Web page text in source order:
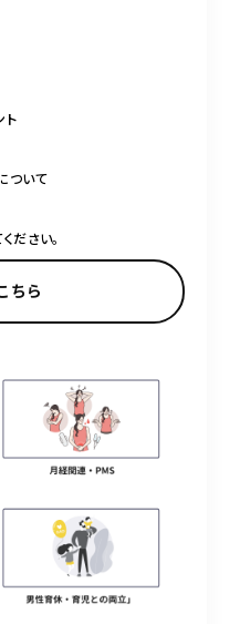
ト
ついて
ださい。
ちら